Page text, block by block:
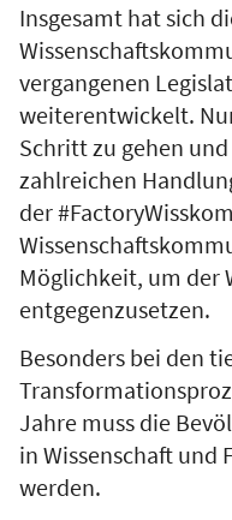
Insgesamt hat sich
vergangenen
weiterentwickelt.
Schritt zu gehen
zahlreichen
der
Möglichkeit, um der
entgegenzusetzen.
Besonders bei den
Jahre muss die
in Wissenschaft und
werden.